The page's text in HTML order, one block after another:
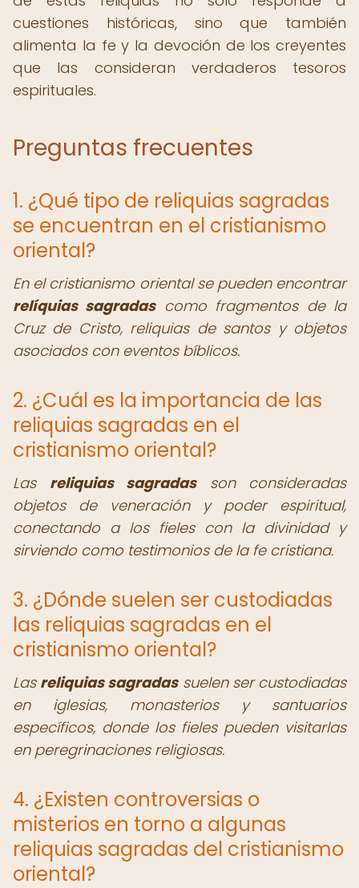
cuestiones históricas, sino que también
alimenta la fe y la devoción de los creyentes
que las consideran verdaderos tesoros
espirituales.
Preguntas frecuentes
1. ¿Qué tipo de reliquias sagradas
se encuentran en el cristianismo
oriental?
En el cristianismo oriental se pueden encontrar
relíquias sagradascomo fragmentos de la
Cruz de Cristo, reliquias de santos y objetos
asociados con eventos bíblicos.
2. ¿Cuál es la importancia de las
reliquias sagradas en el
cristianismo oriental?
Las reliquias sagradasson consideradas
objetos de veneración y poder espiritual,
conectando a los fieles con la divinidad y
sirviendo como testimonios de la fe cristiana.
3. ¿Dónde suelen ser custodiadas
las reliquias sagradas en el
cristianismo oriental?
Las reliquias sagradassuelen ser custodiadas
en iglesias, monasterios y santuarios
específicos, donde los fieles pueden visitarlas
en peregrinaciones religiosas.
4. ¿Existen controversias o
misterios en torno a algunas
reliquias sagradas del cristianismo
oriental?